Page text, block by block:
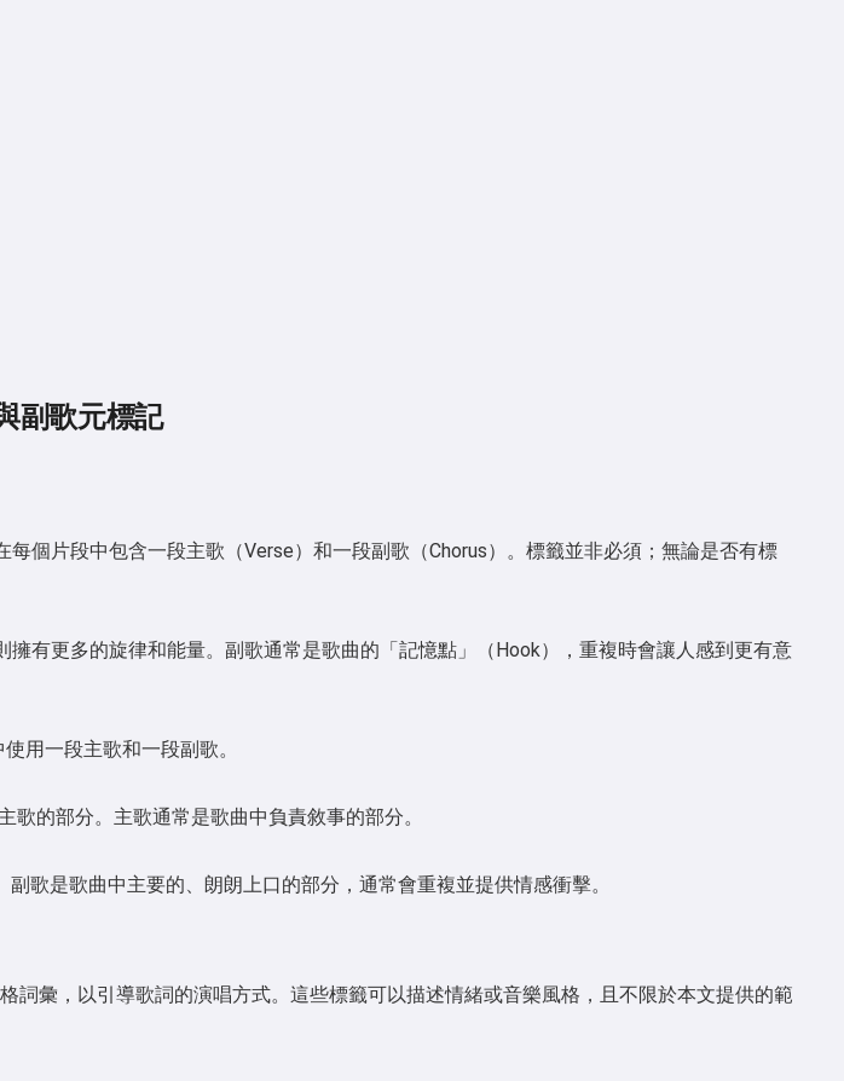
副歌元標記
個片段中包含一段主歌（Verse）和一段副歌（Chorus）。標籤並非必須；無論是否有標
擁有更多的旋律和能量。副歌通常是歌曲的「記憶點」（Hook），重複時會讓人感到更有意
用一段主歌和一段副歌。
歌的部分。主歌通常是歌曲中負責敘事的部分。
歌是歌曲中主要的、朗朗上口的部分，通常會重複並提供情感衝擊。
詞彙，以引導歌詞的演唱方式。這些標籤可以描述情緒或音樂風格，且不限於本文提供的範